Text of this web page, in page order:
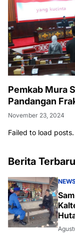
Pemkab Mura
Pandangan
November 23, 2024
Failed to load posts.
Berita Terbaru